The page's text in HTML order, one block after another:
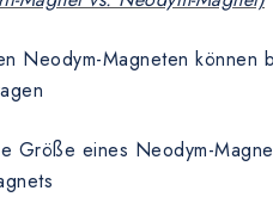
Neodym-Magneten können
Größe eines Neodym-